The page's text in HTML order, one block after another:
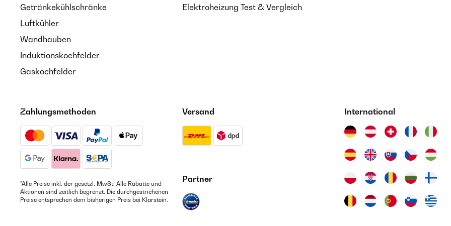
Getränkekühlschränke
Luftkühler
Wandhauben
Induktionskochfelder
Gaskochfelder
Elektroheizung Test & Vergleich
Zahlungsmethoden
*Alle Preise inkl. der gesetzl. MwSt. Alle Rabatte und
Aktionen sind zeitlich begrenzt. Die durchgestrichenen
Preise entsprechen dem bisherigen Preis bei Klarstein.
Versand
Partner
International